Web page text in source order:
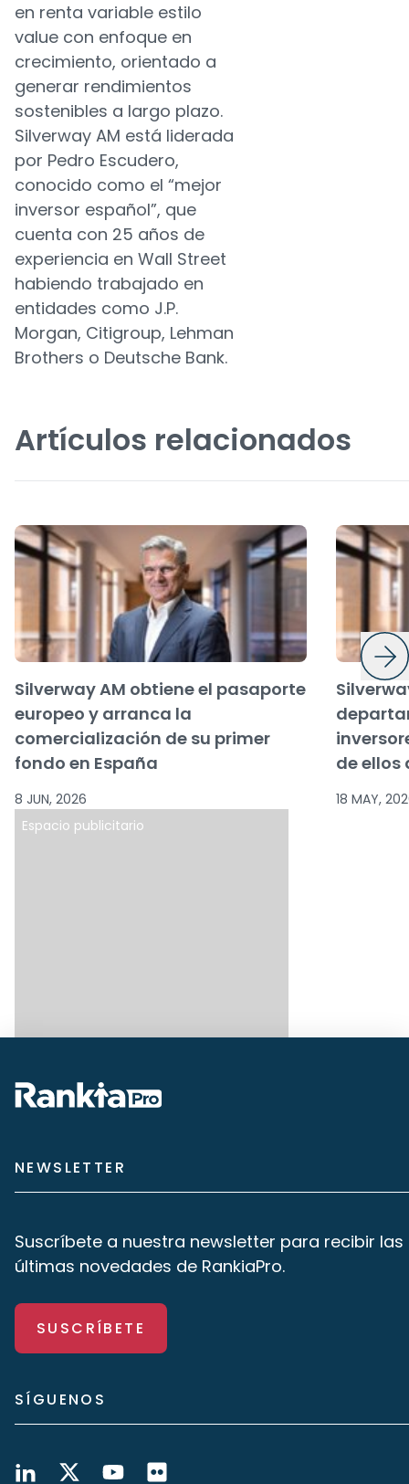
en renta variable estilo
value con enfoque en
crecimiento, orientado a
generar rendimientos
sostenibles a largo plazo.
Silverway AM está liderada
por Pedro Escudero,
conocido como el “mejor
inversor español”, que
cuenta con 25 años de
experiencia en Wall Street
habiendo trabajado en
entidades como J.P.
Morgan, Citigroup, Lehman
Brothers o Deutsche Bank.
Artículos relacionados
Silverway AM obtiene el pasaporte
europeo y arranca la
comercialización de su primer
fondo en España
8 JUN, 2026
de ellos
18 MAY,
Espacio publicitario
NEWSLETTER
Suscríbete a nuestra newsletter para recibir las
últimas novedades de RankiaPro.
SUSCRÍBETE
SÍGUENOS